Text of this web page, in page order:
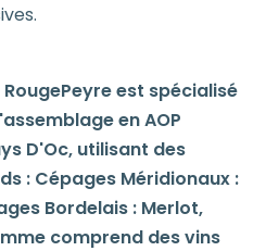
est spécialisé
en AOP
D'Oc, utilisant des
: Cépages Méridionaux :
Bordelais : Merlot,
comprend des vins